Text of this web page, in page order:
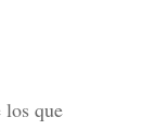
los que